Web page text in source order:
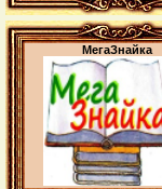
МегаЗнайка